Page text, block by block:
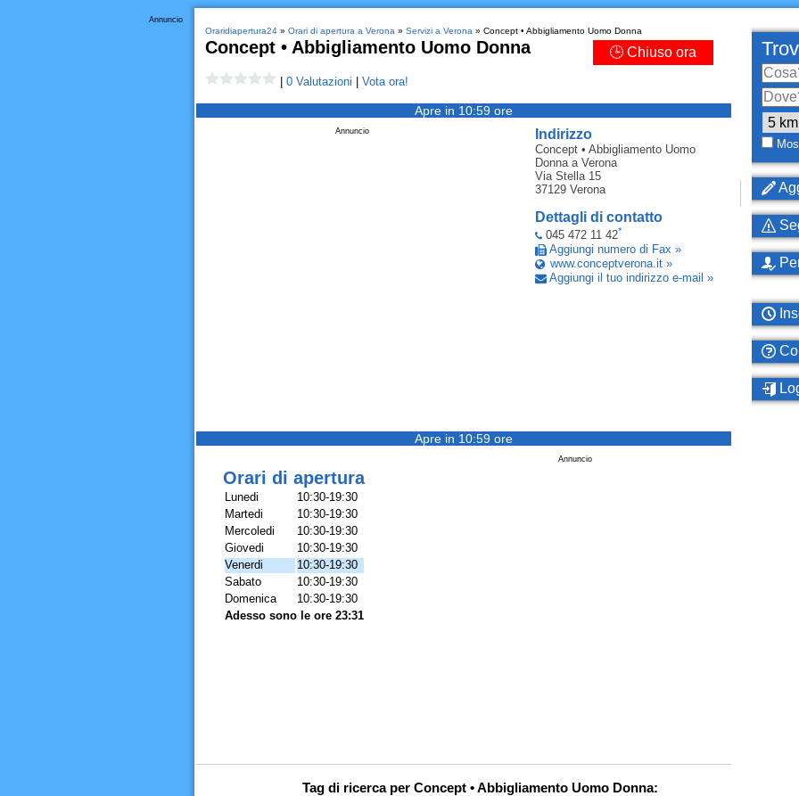
Annuncio
Oraridiapertura24» Orari di apertura a Verona » Servizi a Verona » Concept • Abbigliamento Uomo Donna
Concept • Abbigliamento Uomo Donna 🕒 Chiuso ora
0 Valutazioni Vota ora!
Apre in 10:59 ore
Indirizzo
Concept • Abbigliamento Uomo
Donnaa Verona
Via Stella 15
37129 Verona
Dettagli di contatto
045 472 11 42*
Aggiungi numero di Fax »
www.conceptverona.it »
Aggiungi il tuo indirizzo e-mail »
Annuncio
Apre in 10:59 ore
Annuncio
Orari di apertura
Lunedi
10:30-19:30
Martedi
10:30-19:30
Mercoledi
10:30-19:30
Giovedi
10:30-19:30
Venerdi
10:30-19:30
Sabato
10:30-19:30
Domenica
10:30-19:30
Adesso sono le ore 23:31
Tag di ricerca per Concept • Abbigliamento Uomo Donna: